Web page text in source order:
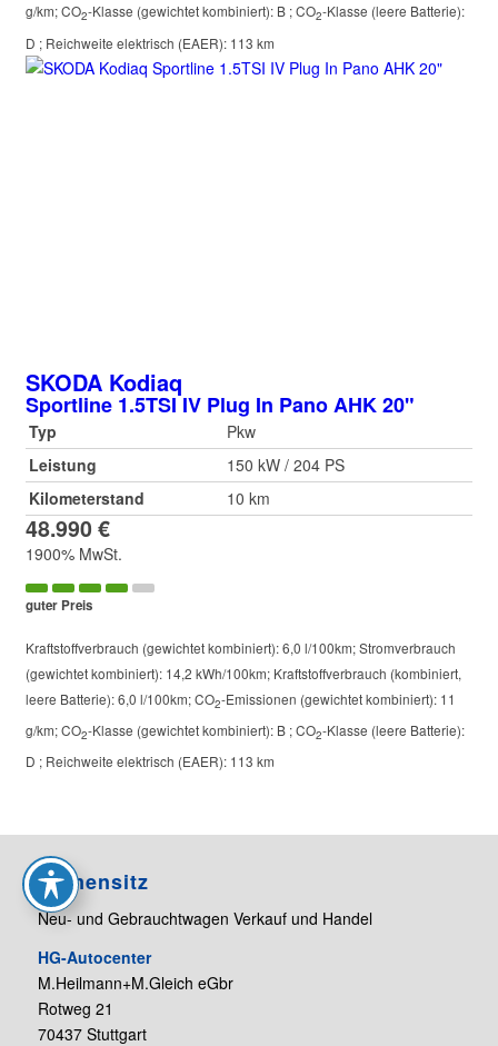
g/km;CO2-Klasse (gewichtet kombiniert): B ;CO2-Klasse (leere Batterie):
D ; Reichweite elektrisch (EAER): 113 km
SKODA Kodiaq
Sportline 1.5TSI IV Plug In Pano AHK 20"
Typ
Pkw
Leistung
150 kW / 204 PS
Kilometerstand
10 km
48.990 €
1900% MwSt.
guter Preis
Kraftstoffverbrauch (gewichtet kombiniert):6,0 l/100km;Stromverbrauch
(gewichtet kombiniert): 14,2 kWh/100km; Kraftstoffverbrauch (kombiniert,
leere Batterie):6,0 l/100km;CO2-Emissionen (gewichtet kombiniert): 11
g/km;CO2-Klasse (gewichtet kombiniert): B ;CO2-Klasse (leere Batterie):
D ; Reichweite elektrisch (EAER): 113 km
Firmensitz
Neu- und Gebrauchtwagen Verkauf und Handel
HG-Autocenter
M.Heilmann+M.Gleich eGbr
Rotweg 21
70437 Stuttgart